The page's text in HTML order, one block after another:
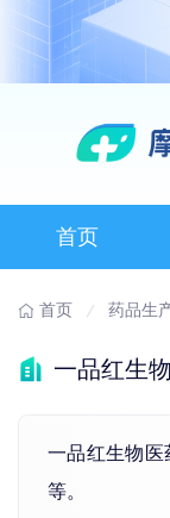
首页
首页 药品生
一品红生
一品红生物医
等。